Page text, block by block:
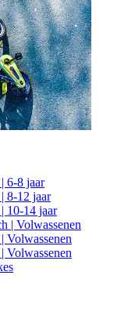
6-8 jaar
8-12 jaar
10-14 jaar
| Volwassenen
Volwassenen
Volwassenen